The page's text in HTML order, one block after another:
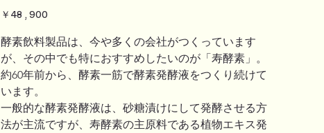
8
価
￥48,900
酵素飲料製品は、今や多くの会社がつくっています
が、その中でも特におすすめしたいのが「寿酵素」。
約60年前から、酵素一筋で酵素発酵液をつくり続けて
います。
一般的な酵素発酵液は、砂糖漬けにして発酵させる方
法が主流ですが、寿酵素の主原料である植物エキス発